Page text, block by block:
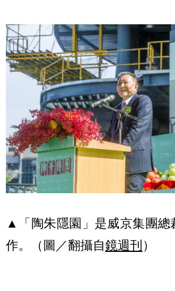
▲「陶朱隱園」是威京集團總
作。（圖／翻攝自鏡週刊 ）